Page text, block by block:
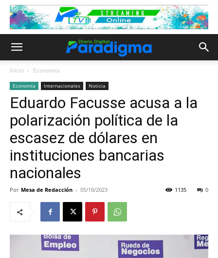
Inicio Economía
Economía Internacionales Noticia
Eduardo Facusse acusa a la
polarización política de la
escasez de dólares en
instituciones bancarias
nacionales
Por Mesa de Redacción - 05/10/2023 0
1135